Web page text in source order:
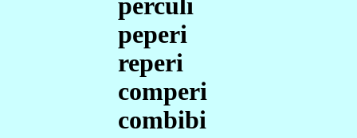
perculi
peperi
reperi
comperi
combibi